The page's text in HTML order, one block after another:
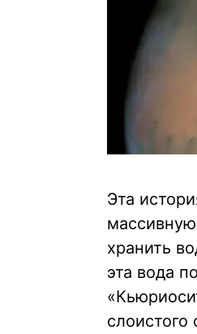
Эта
хранить
эта вода